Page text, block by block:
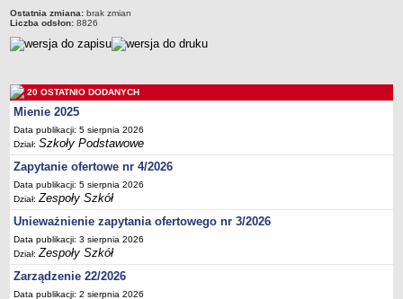
Specjalny Ośrodek nr 1
Specjalny Ośrodek nr 5
Dane podstawowe
Statut
Majątek
Godziny dyżurów
Ogłoszenie
Zarządzenia
Rejestry, ewidencje, archiwa
Sprawozdania
Ostatnia zmiana: brak zmian
Liczba odsłon: 8826
20 OSTATNIO DODANYCH
Mienie 2025
Data publikacji: 5 sierpnia 2026
Dział:Szkoły Podstawowe
Zapytanie ofertowe nr 4/2026
Data publikacji: 5 sierpnia 2026
Dział:Zespoły Szkół
Unieważnienie zapytania ofertowego nr 3/2026
Data publikacji: 3 sierpnia 2026
Dział:Zespoły Szkół
Zarządzenie 22/2026
Data publikacji: 2 sierpnia 2026